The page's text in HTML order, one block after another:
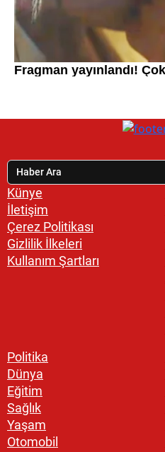
Künye
İletişim
Çerez Politikası
Gizlilik İlkeleri
Kullanım Şartları
Politika
Dünya
Eğitim
Sağlık
Yaşam
Otomobil